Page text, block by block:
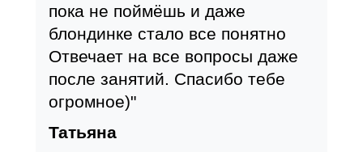
пока не поймёшь и даже
блондинке стало все понятно
Отвечает на все вопросы даже
после занятий. Спасибо тебе
огромное)"
Татьяна